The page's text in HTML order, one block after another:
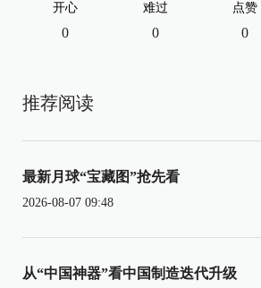
开心
0
难过
0
点赞
0
推荐阅读
最新月球“宝藏图”抢先看
2026-08-07 09:48
从“中国神器”看中国制造迭代升级